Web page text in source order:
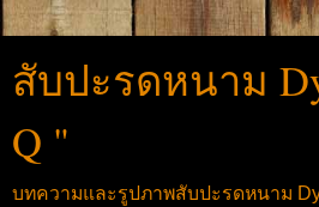
สับปะรดหนาม
Q "
บทความและรูปภาพสับปะรดหนาม